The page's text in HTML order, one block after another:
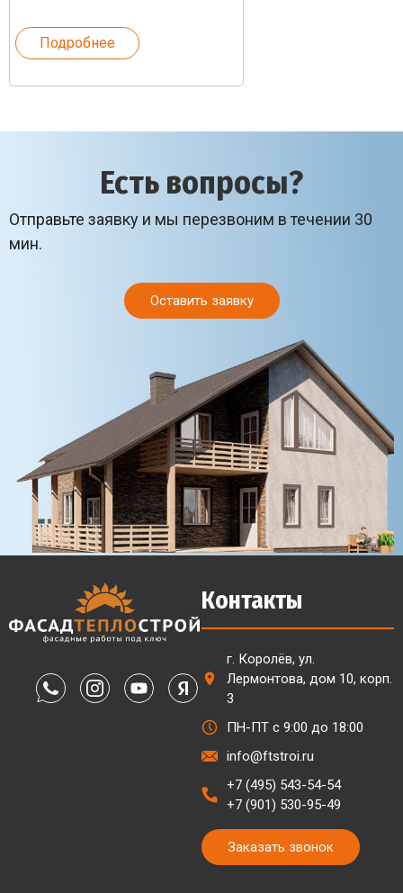
Подробнее
Есть вопросы?
Отправьте заявку и мы перезвоним в течении 30
мин.
Оставить заявку
Контакты
г. Королёв, ул.
Лермонтова, дом 10, корп.
3
ПН-ПТ с 9:00 до 18:00
info@ftstroi.ru
+7 (495) 543-54-54
+7 (901) 530-95-49
Заказать звонок